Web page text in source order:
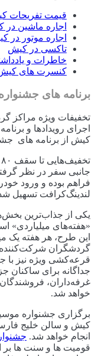
قیمت تفریحات
اجاره ماشین در
اجاره موتور در
تاکسی در کیش
خاطرات و
کنسرت های
برنامه های
تخفیفات ویژه مراکز
اجرای رویدادها و
کیش از برنامه های
جانبی سفر در نظر
فراهم بوده و ورود
لندینگ‌کرافت تسهیل
یکی از جذاب‌ترین
این طرح، هر هفته یک
گردشگران شرکت‌کننده
قرعه‌کشی ویژه نیز با
جداگانه برای ساکنان
غرفه‌داران،
خواهد شد.
برگزاری جشنواره
کیش و سالن خلیج
انجام خواهد شد.
قومیت ها و سنت ها بر